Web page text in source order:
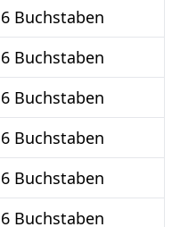
6 Buchstaben
6 Buchstaben
6 Buchstaben
6 Buchstaben
6 Buchstaben
6 Buchstaben